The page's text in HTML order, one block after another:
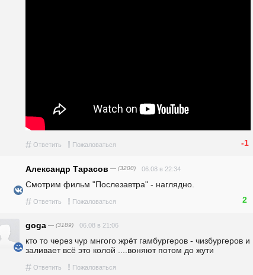
# Ответить ! Пожаловаться -1
Александр Тарасов — (3200) 06.08 в 22:34
Смотрим фильм "Послезавтра" - наглядно.
# Ответить ! Пожаловаться 2
goga — (3189) 06.08 в 21:06
кто то через чур мнгого жрёт гамбургеров - чизбургеров и
заливает всё это колой ....воняют потом до жути
# Ответить ! Пожаловаться